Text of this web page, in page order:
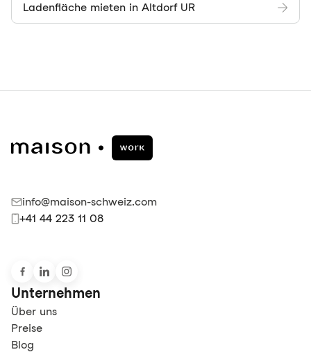
Ladenfläche mieten in Altdorf UR
info@maison-schweiz.com
+41 44 223 11 08
Unternehmen
Über uns
Preise
Blog